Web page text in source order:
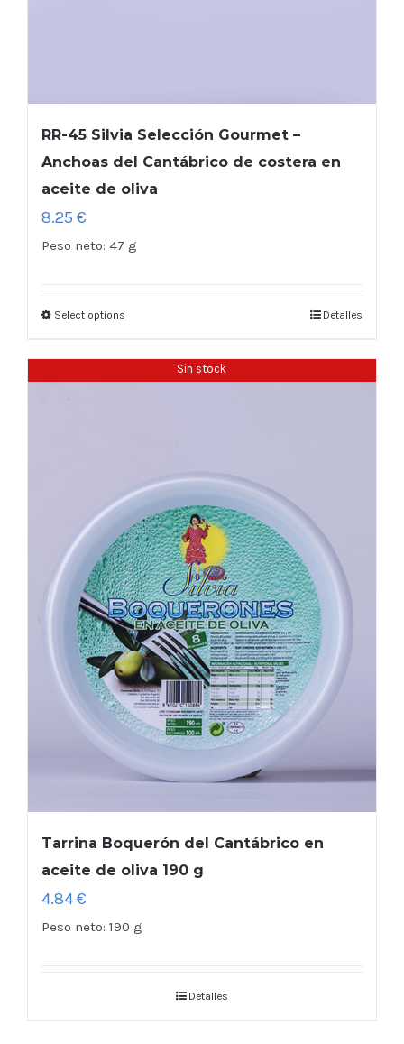
RR-45 Silvia Selección Gourmet –
Anchoas del Cantábrico de costera en
aceite de oliva
8.25 €
Peso neto: 47 g
Select options Detalles
Sin stock
Tarrina Boquerón del Cantábrico en
aceite de oliva 190 g
4.84€
Peso neto: 190 g
Detalles